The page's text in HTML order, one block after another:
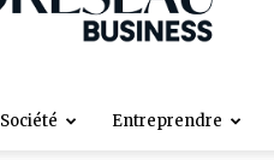
Société Entreprendre